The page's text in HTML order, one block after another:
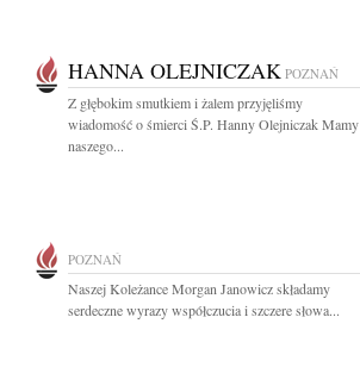
HANNA OLEJNICZAK POZNAŃ
Z głębokim smutkiem i żalem przyjęliśmy
wiadomość o śmierci Ś.P. Hanny Olejniczak Mamy
naszego...
POZNAŃ
Naszej Koleżance Morgan Janowicz składamy
serdeczne wyrazy współczucia i szczere słowa...